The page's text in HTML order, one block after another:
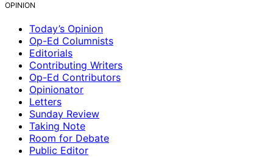
OPINION
Today’s Opinion
Op-Ed Columnists
Editorials
Contributing Writers
Op-Ed Contributors
Opinionator
Letters
Sunday Review
Taking Note
Room for Debate
Public Editor